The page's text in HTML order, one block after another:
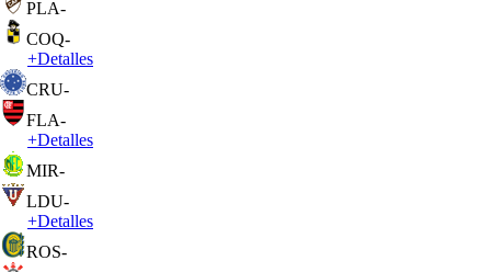
PLA-
COQ-
+Detalles
CRU-
FLA-
+Detalles
MIR-
LDU-
+Detalles
ROS-